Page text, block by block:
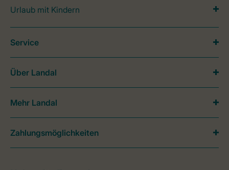
Urlaub mit Kindern
Service
Über Landal
Mehr Landal
Zahlungsmöglichkeiten